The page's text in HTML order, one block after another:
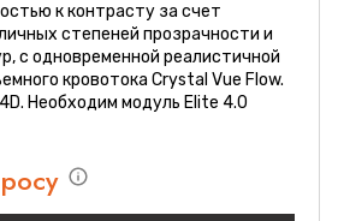
к контрасту за счет
степеней прозрачности и
c одновременной реалистичной
кровотока Crystal Vue Flow.
Необходим модуль Elite 4.0